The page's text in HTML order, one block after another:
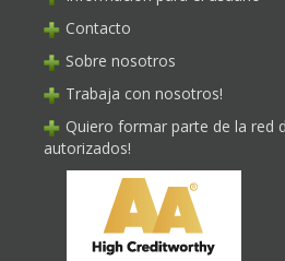
Contacto
Sobre nosotros
Trabaja con nosotros!
Quiero formar parte de la red
autorizados!